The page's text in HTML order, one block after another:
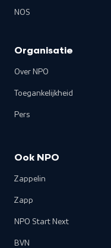
NOS
Organisatie
Over NPO
Toegankelijkheid
Pers
Ook NPO
Zappelin
Zapp
NPO Start Next
BVN